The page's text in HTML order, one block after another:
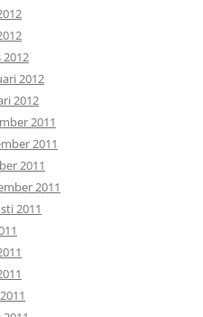
2012
2012
2012
2011
2011
2011
2011
2011